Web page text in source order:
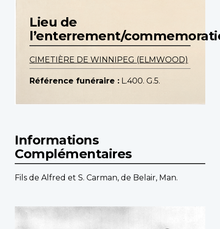
Lieu de
l’enterrement/
CIMETIÈRE DE WINNIPEG (ELMWOOD)
Référence funéraire : L.400. G.5.
Informations
Complémentaires
Fils de Alfred et S. Carman, de Belair, Man.